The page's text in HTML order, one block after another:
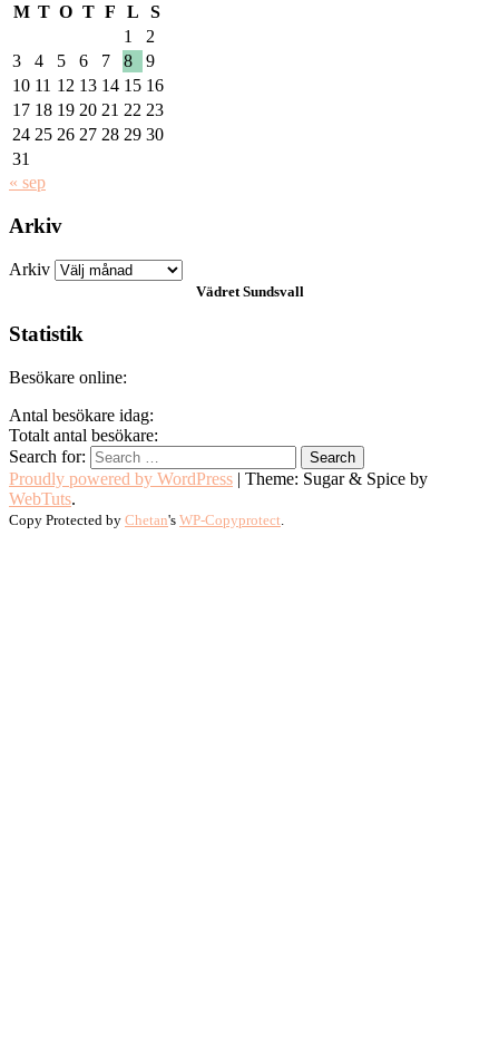
M T O T F L
S
1
2
3
4 5 6 7 8
9
10 11 12 13 14 15 16
17 18 19 20 21 22 23
24 25 26 27 28 29 30
31
« sep
Arkiv
Arkiv
VädretSundsvall
Statistik
Besökare online:
Antal besökare idag:
Totalt antal besökare:
Search for:
Proudly powered by WordPress | Theme: Sugar & Spice by
WebTuts.
Copy Protected by Chetan's WP-Copyprotect.